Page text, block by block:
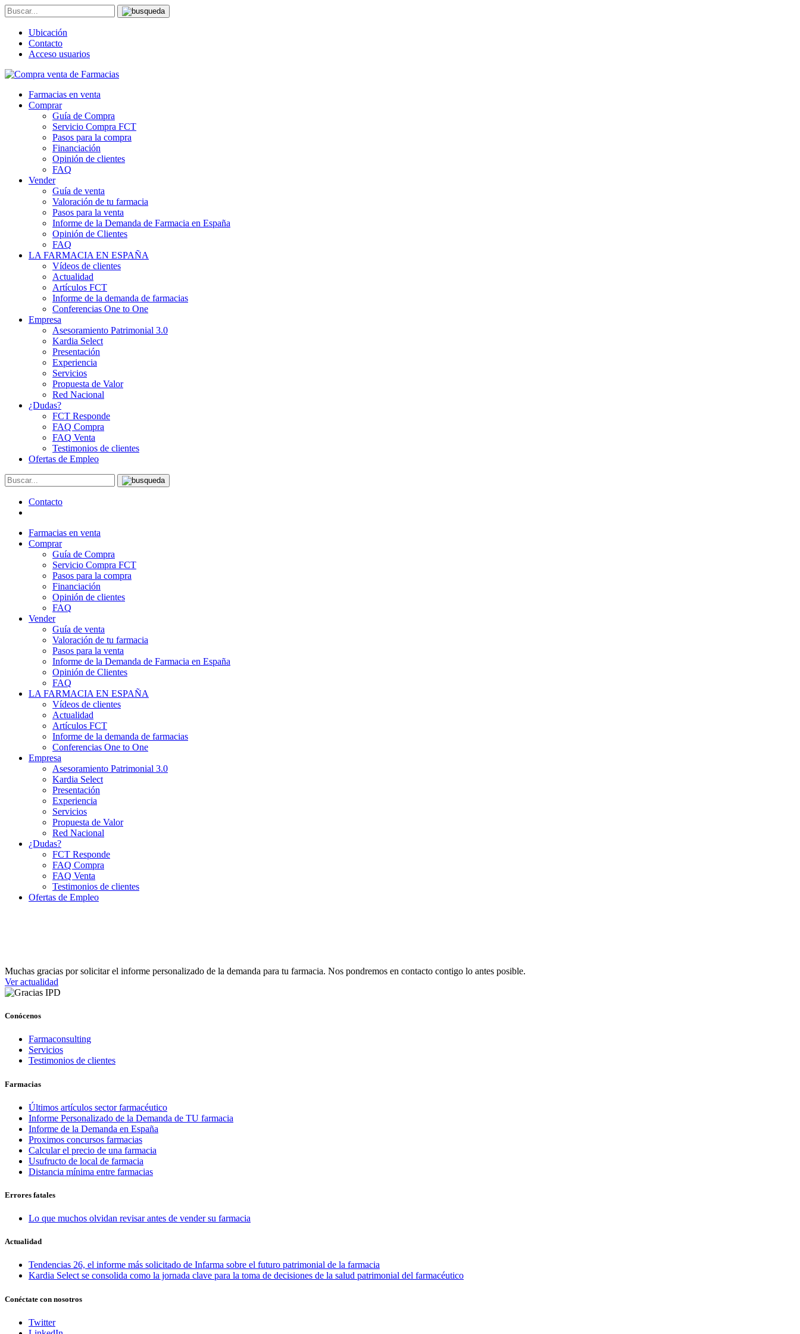
Ubicación
Contacto
Acceso usuarios
Farmacias en venta
Comprar
Guía de Compra
Servicio Compra FCT
Pasos para la compra
Financiación
Opinión de clientes
FAQ
Vender
Guía de venta
Valoración de tu farmacia
Pasos para la venta
Informe de la Demanda de Farmacia en España
Opinión de Clientes
FAQ
LA FARMACIA EN ESPAÑA
Vídeos de clientes
Actualidad
Artículos FCT
Informe de la demanda de farmacias
Conferencias One to One
Empresa
Asesoramiento Patrimonial 3.0
Kardia Select
Presentación
Experiencia
Servicios
Propuesta de Valor
Red Nacional
¿Dudas?
FCT Responde
FAQ Compra
FAQ Venta
Testimonios de clientes
Ofertas de Empleo
Contacto
Farmacias en venta
Comprar
Guía de Compra
Servicio Compra FCT
Pasos para la compra
Financiación
Opinión de clientes
FAQ
Vender
Guía de venta
Valoración de tu farmacia
Pasos para la venta
Informe de la Demanda de Farmacia en España
Opinión de Clientes
FAQ
LA FARMACIA EN ESPAÑA
Vídeos de clientes
Actualidad
Artículos FCT
Informe de la demanda de farmacias
Conferencias One to One
Empresa
Asesoramiento Patrimonial 3.0
Kardia Select
Presentación
Experiencia
Servicios
Propuesta de Valor
Red Nacional
¿Dudas?
FCT Responde
FAQ Compra
FAQ Venta
Testimonios de clientes
Ofertas de Empleo
Muchas gracias por solicitar el informe personalizado de la demanda para tu farmacia. Nos pondremos en contacto contigo lo antes posible.
Ver actualidad
Conócenos
Farmaconsulting
Servicios
Testimonios de clientes
Farmacias
Últimos artículos sector farmacéutico
Informe Personalizado de la Demanda de TU farmacia
Informe de la Demanda en España
Proximos concursos farmacias
Calcular el precio de una farmacia
Usufructo de local de farmacia
Distancia mínima entre farmacias
Errores fatales
Lo que muchos olvidan revisar antes de vender su farmacia
Actualidad
Tendencias 26, el informe más solicitado de Infarma sobre el futuro patrimonial de la farmacia
Kardia Select se consolida como la jornada clave para la toma de decisiones de la salud patrimonial del farmacéutico
Conéctate con nosotros
Twitter